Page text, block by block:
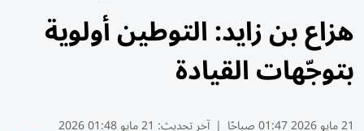
هزاع بن زايد: التوطين أولوية
بتوجّهات القيادة
21 مايو 2026 01:47 صباحًا | آخر تحديث: 21 مايو 01:48 2026